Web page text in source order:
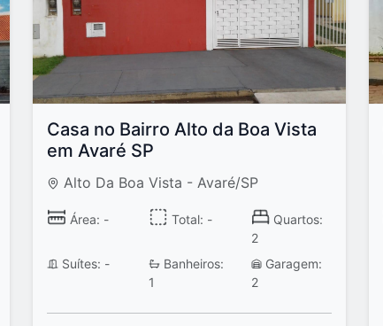
Casa no Bairro Alto da Boa Vista
em Avaré SP
Alto Da Boa Vista - Avaré/SP
Área: - Total: -
Quartos:
2
Suítes: -
Banheiros:
1
Garagem:
2